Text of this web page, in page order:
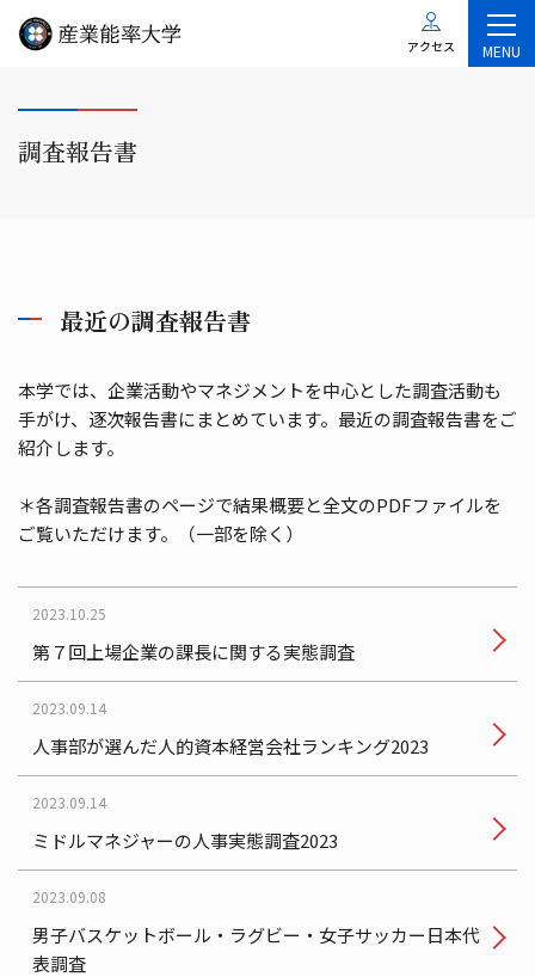
アクセス MENU
調査報告書
最近の調査報告書
本学では、企業活動やマネジメントを中心とした調査活動も
手がけ、逐次報告書にまとめています。最近の調査報告書をご
紹介します。
＊各調査報告書のページで結果概要と全文のPDFファイルを
ご覧いただけます。（一部を除く）
2023.10.25
第７回上場企業の課長に関する実態調査
2023.09.14
人事部が選んだ人的資本経営会社ランキング2023
2023.09.14
ミドルマネジャーの人事実態調査2023
2023.09.08
男子バスケットボール・ラグビー・女子サッカー日本代
表調査